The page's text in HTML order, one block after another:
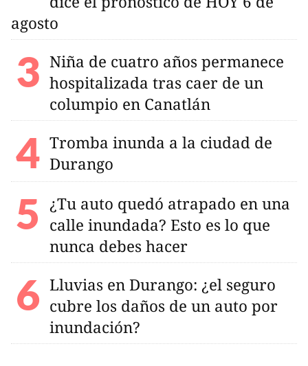
agosto
Niña de cuatro años permanece
hospitalizada tras caer de un
columpio en Canatlán
Tromba inunda a la ciudad de
Durango
¿Tu auto quedó atrapado en una
calle inundada? Esto es lo que
nunca debes hacer
Lluvias en Durango: ¿el seguro
cubre los daños de un auto por
inundación?